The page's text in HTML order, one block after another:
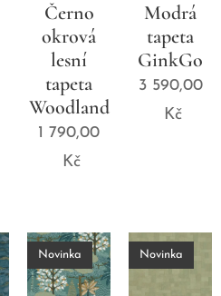
Černo
okrová
lesní
tapeta
Woodland
1 790,00
Kč
Modrá
tapeta
GinkGo
3 590,00
Kč
Novinka Novinka